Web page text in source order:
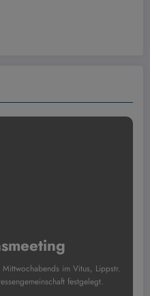
im Vitus, Lippstr.
festgelegt.